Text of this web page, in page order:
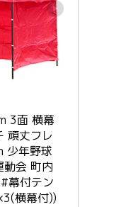
3面 横幕
頑丈フレ
少年野球
動会 町内
幕付テン
横幕付))